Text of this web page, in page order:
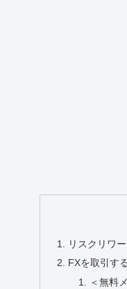
リスクリワ
FXを取引す
＜無料